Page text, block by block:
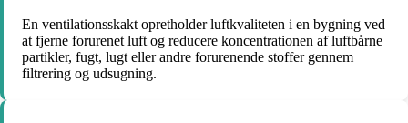
En ventilationsskakt opretholder luftkvaliteten i en bygning ved
at fjerne forurenet luft og reducere koncentrationen af luftbårne
partikler, fugt, lugt eller andre forurenende stoffer gennem
filtrering og udsugning.